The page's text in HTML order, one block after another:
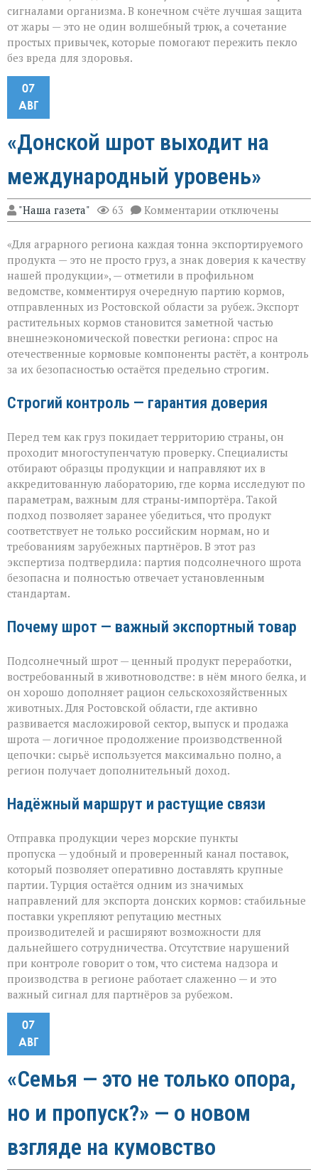
сигналами организма. В конечном счёте лучшая защита
от жары — это не один волшебный трюк, а сочетание
простых привычек, которые помогают пережить пекло
без вреда для здоровья.
07
АВГ
«Донской шрот выходит на
международный уровень»
"Наша газета" 63 Комментарии к
записи
шрот
выходит
международный
уровень»
отключены
«Для аграрного региона каждая тонна экспортируемого
продукта — это не просто груз, а знак доверия к качеству
нашей продукции», — отметили в профильном
ведомстве, комментируя очередную партию кормов,
отправленных из Ростовской области за рубеж. Экспорт
растительных кормов становится заметной частью
внешнеэкономической повестки региона: спрос на
отечественные кормовые компоненты растёт, а контроль
за их безопасностью остаётся предельно строгим.
Строгий контроль — гарантия доверия
Перед тем как груз покидает территорию страны, он
проходит многоступенчатую проверку. Специалисты
отбирают образцы продукции и направляют их в
аккредитованную лабораторию, где корма исследуют по
параметрам, важным для страны‑импортёра. Такой
подход позволяет заранее убедиться, что продукт
соответствует не только российским нормам, но и
требованиям зарубежных партнёров. В этот раз
экспертиза подтвердила: партия подсолнечного шрота
безопасна и полностью отвечает установленным
стандартам.
Почему шрот — важный экспортный товар
Подсолнечный шрот — ценный продукт переработки,
востребованный в животноводстве: в нём много белка, и
он хорошо дополняет рацион сельскохозяйственных
животных. Для Ростовской области, где активно
развивается масложировой сектор, выпуск и продажа
шрота — логичное продолжение производственной
цепочки: сырьё используется максимально полно, а
регион получает дополнительный доход.
Надёжный маршрут и растущие связи
Отправка продукции через морские пункты
пропуска — удобный и проверенный канал поставок,
который позволяет оперативно доставлять крупные
партии. Турция остаётся одним из значимых
направлений для экспорта донских кормов: стабильные
поставки укрепляют репутацию местных
производителей и расширяют возможности для
дальнейшего сотрудничества. Отсутствие нарушений
при контроле говорит о том, что система надзора и
производства в регионе работает слаженно — и это
важный сигнал для партнёров за рубежом.
07
АВГ
«Семья — это не только опора,
но и пропуск?» — о новом
взгляде на кумовство